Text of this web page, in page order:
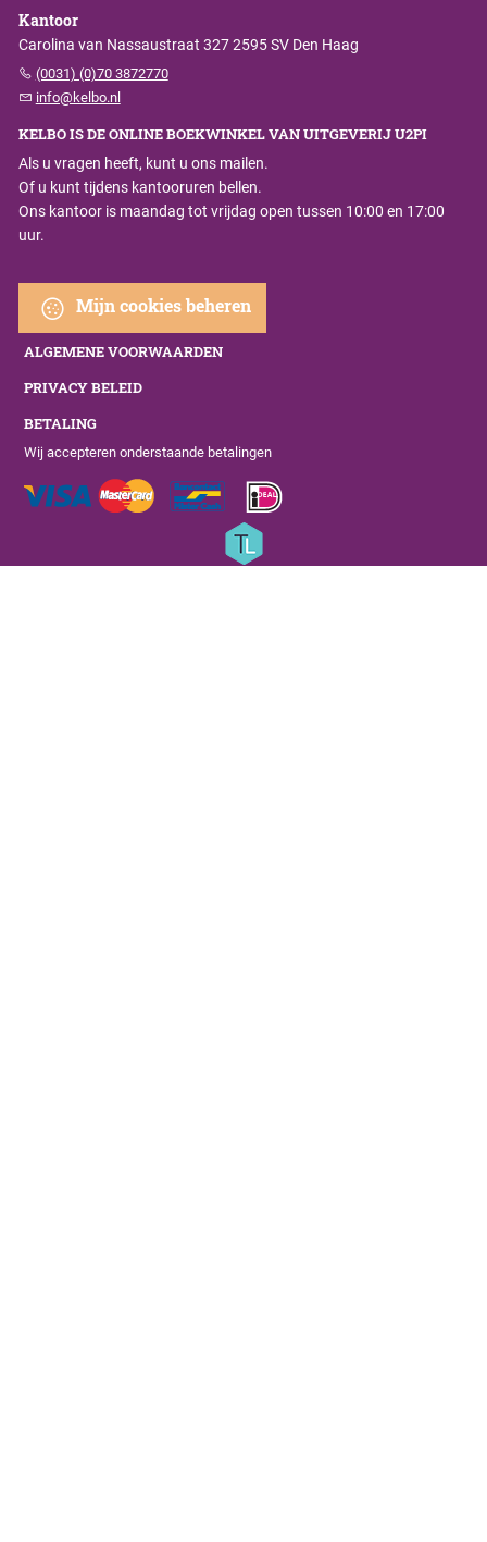
Kantoor
Carolina van Nassaustraat 327 2595 SV Den Haag
(0031) (0)70 3872770
info@kelbo.nl
KELBO IS DE ONLINE BOEKWINKEL VAN UITGEVERIJ U2PI
Als u vragen heeft, kunt u ons mailen.
Of u kunt tijdens kantooruren bellen.
Ons kantoor is maandag tot vrijdag open tussen 10:00 en 17:00
uur.
Mijn cookies beheren
ALGEMENE VOORWAARDEN
PRIVACY BELEID
BETALING
Wij accepteren onderstaande betalingen